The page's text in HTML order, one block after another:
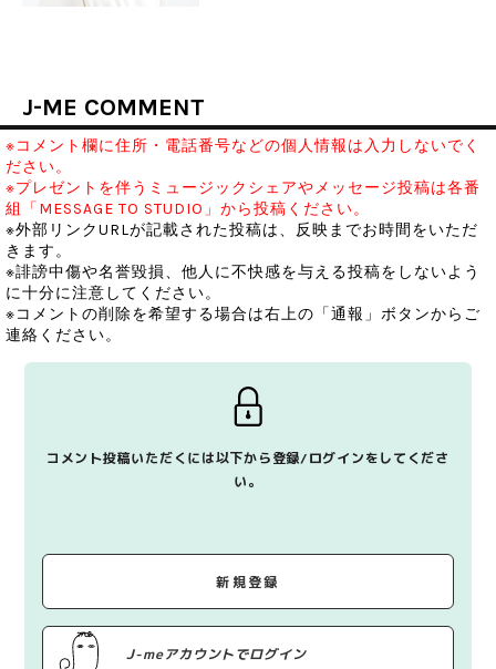
J-ME COMMENT
※コメント欄に住所・電話番号などの個人情報は入力しないでく
ださい。
※プレゼントを伴うミュージックシェアやメッセージ投稿は各番
組「MESSAGE TO STUDIO」から投稿ください。
※外部リンクURLが記載された投稿は、反映までお時間をいただ
きます。
※誹謗中傷や名誉毀損、他人に不快感を与える投稿をしないよう
に十分に注意してください。
※コメントの削除を希望する場合は右上の「通報」ボタンからご
連絡ください。
コメント投稿いただくには以下から登録/ログインをしてくださ
い。
新規登録
J-meアカウントでログイン